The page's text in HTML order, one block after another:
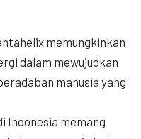
memungkinkan
dalam mewujudkan
manusia yang
Indonesia memang